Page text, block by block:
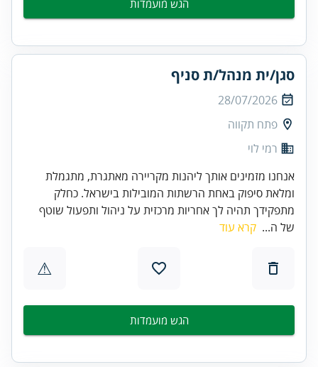
הגש מועמדות
סגן/ית מנהל/ת סניף
28/07/2026
פתח תקווה
רמי לוי
אנחנו מזמינים אותך ליהנות מקריירה מאתגרת, מתגמלת
ומלאת סיפוק באחת הרשתות המובילות בישראל. כחלק
מתפקידך תהיה לך אחריות מרכזית על ניהול ותפעול שוטף
של ה... קרא עוד
⚠
הגש מועמדות